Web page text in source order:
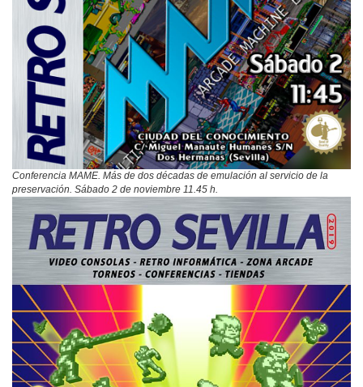
Conferencia MAME. Más de dos décadas de emulación al servicio de la
preservación. Sábado 2 de noviembre 11.45 h.